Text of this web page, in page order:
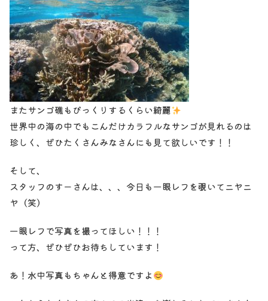
またサンゴ礁もびっくりするくらい綺麗
世界中の海の中でもこんだけカラフルなサンゴが見れるのは
珍しく、ぜひたくさんみなさんにも見て欲しいです！！
そして、
スタッフのすーさんは、、、今日も一眼レフを覗いてニヤニ
ヤ（笑）
一眼レフで写真を撮ってほしい！！！
って方、ぜひぜひお待ちしています！
あ！水中写真もちゃんと得意ですよ